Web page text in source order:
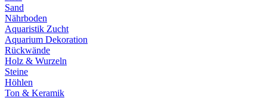
Sand
Nährboden
Aquaristik Zucht
Aquarium Dekoration
Rückwände
Holz & Wurzeln
Steine
Höhlen
Ton & Keramik